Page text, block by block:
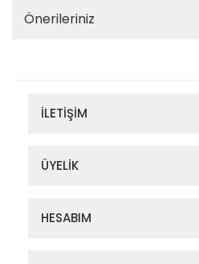
Önerileriniz
İLETİŞİM
ÜYELİK
HESABIM